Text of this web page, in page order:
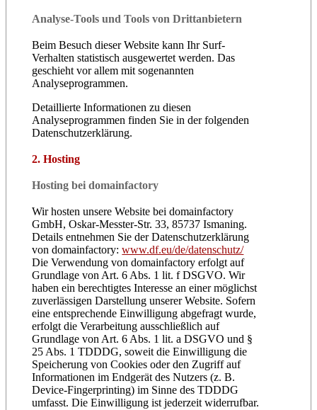
Analyse-Tools und Tools von Dritt­anbietern
Beim Besuch dieser Website kann Ihr Surf-
Verhalten statistisch ausgewertet werden. Das
geschieht vor allem mit sogenannten
Analyseprogrammen.
Detaillierte Informationen zu diesen
Analyseprogrammen finden Sie in der folgenden
Datenschutzerklärung.
2. Hosting
Hosting bei domainfactory
Wir hosten unsere Website bei domainfactory
GmbH, Oskar-Messter-Str. 33, 85737 Ismaning.
Details entnehmen Sie der Datenschutzerklärung
von domainfactory:www.df.eu/de/datenschutz/
Die Verwendung von domainfactory erfolgt auf
Grundlage von Art. 6 Abs. 1 lit. f DSGVO. Wir
haben ein berechtigtes Interesse an einer möglichst
zuverlässigen Darstellung unserer Website. Sofern
eine entsprechende Einwilligung abgefragt wurde,
erfolgt die Verarbeitung ausschließlich auf
Grundlage von Art. 6 Abs. 1 lit. a DSGVO und §
25 Abs. 1 TDDDG, soweit die Einwilligung die
Speicherung von Cookies oder den Zugriff auf
Informationen im Endgerät des Nutzers (z. B.
Device-Fingerprinting) im Sinne des TDDDG
umfasst. Die Einwilligung ist jederzeit widerrufbar.